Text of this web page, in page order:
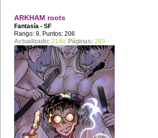
ARKHAM roots
Fantasía - SF
Rango: 9, Puntos: 206
Actualizado: 21dic Páginas: 283